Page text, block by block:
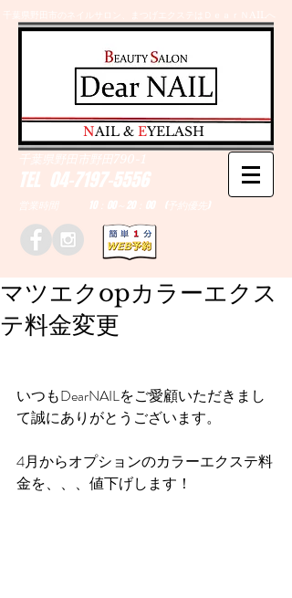
千葉県野田市のネイルサロン、まつげエクステはＤｅａｒＮAILへ
TEL 04-7197-5556
営業時間 10：00～20：00 (予約優先)
千葉県野田市野田790-1
​NAIL & EYELASH
マツエクopカラーエクス
テ料金変更
いつもDearNAILをご愛顧いただきまし
て誠にありがとうございます。
4月からオプションのカラーエクステ料
金を、、、値下げします！